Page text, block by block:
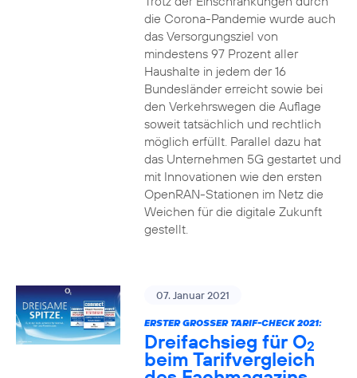
die Corona-Pandemie wurde auch
das Versorgungsziel von
mindestens 97 Prozent aller
Haushalte in jedem der 16
Bundesländer erreicht sowie bei
den Verkehrswegen die Auflage
soweit tatsächlich und rechtlich
möglich erfüllt. Parallel dazu hat
das Unternehmen 5G gestartet und
mit Innovationen wie den ersten
OpenRAN-Stationen im Netz die
Weichen für die digitale Zukunft
gestellt.
07. Januar 2021
ERSTER GROSSER TARIF-CHECK 2021:
Dreifachsieg für O2
beim Tarifvergleich